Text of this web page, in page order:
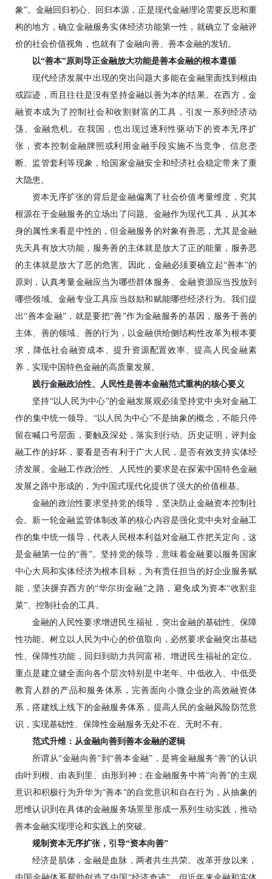
象”。金融回归初心、回归本源，正是现代金融理论需要反思和重
构的地方，确立金融服务实体经济功能第一性，就确立了金融评
价的社会价值视角，也就有了金融向善、善本金融的发轫。
以“善本”原则导正金融放大功能是善本金融的根本遵循
现代经济发展中出现的突出问题大多能在金融里面找到根由
或踪迹，而且往往是没有坚持金融以善为本的结果。在西方，金
融资本成为了控制社会和收割财富的工具，引发一系列经济动
荡、金融危机。在我国，也出现过逐利性驱动下的资本无序扩
张，资本控制金融牌照或利用金融手段实施不当竞争、信息垄
断、监管套利等现象，给国家金融安全和经济社会稳定带来了重
大隐患。
资本无序扩张的背后是金融偏离了社会价值考量维度，究其
根源在于金融服务的立场出了问题。金融作为现代工具，从其本
身的属性来看是中性的，但金融服务的对象有善恶，尤其是金融
先天具有放大功能，服务善的主体就是放大了正的能量，服务恶
的主体就是放大了恶的危害。因此，金融必须要确立起“善本”的
原则，认真考量金融应当为哪些群体服务、金融资源应当投放到
哪些领域、金融专业工具应当鼓励和赋能哪些经济行为。我们提
出“善本金融”，就是要把“善”作为金融服务的基因，服务于善的
主体、善的领域、善的行为，以金融供给侧结构性改革为根本要
求，降低社会融资成本、提升资源配置效率、提高人民金融素
养，实现中国特色金融的高质量发展。
践行金融政治性、人民性是善本金融范式重构的核心要义
坚持“以人民为中心”的金融发展观必须坚持党中央对金融工
作的集中统一领导。“以人民为中心”不是抽象的概念，不能只停
留在喊口号层面，要触及深处，落实到行动。历史证明，评判金
融工作的好坏，要看是否有利于广大人民，是否有效支持实体经
济发展。金融工作政治性、人民性的要求是在探索中国特色金融
发展之路中形成的，为中国式现代化提供了强大的价值根基。
金融的政治性要求坚持党的领导，坚决防止金融资本控制社
会。新一轮金融监管体制改革的核心内容是强化党中央对金融工
作的集中统一领导，代表人民根本利益对金融工作把关定向，这
是金融第一位的“善”。坚持党的领导，意味着金融要以服务国家
中心大局和实体经济为根本目标，为有责任担当的好企业服务赋
能，坚决摒弃西方的“华尔街金融”之路，避免成为资本“收割韭
菜”、控制社会的工具。
金融的人民性要求增进民生福祉，突出金融的基础性、保障
性功能。树立以人民为中心的价值取向，必然要求金融突出基础
性、保障性功能，回归到助力共同富裕、增进民生福祉的定位。
重点是建立健全面向各个层次特别是中老年、中低收入、中低受
教育人群的产品和服务体系，完善面向小微企业的高效融资体
系，搭建线上线下的金融服务体系，提高人民的金融风险防范意
识，实现基础性、保障性金融服务无处不在、无时不有。
范式升维：从金融向善到善本金融的逻辑
所谓从“金融向善”到“善本金融”，是将金融服务“善”的认识
由叶到根、由表到里、由形到神；在金融服务中将“向善”的主观
意识和积极行为升华为“善本”的自觉意识和自在行为，从抽象的
思维认识到在具体的金融服务场景里形成一系列生动实践，推动
善本金融实现理论和实践上的突破。
规制资本无序扩张，引导“资本向善”
经济是肌体，金融是血脉，两者共生共荣。改革开放以来，